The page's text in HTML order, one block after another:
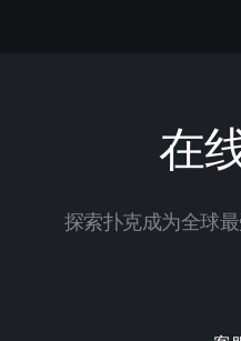
在
探索扑克成为全球